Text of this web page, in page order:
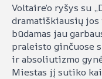
Voltaire’o ryšys su
dramatiškiausių
būdamas jau
praleisto ginčuose
ir absoliutizmo
Miestas jį sutiko